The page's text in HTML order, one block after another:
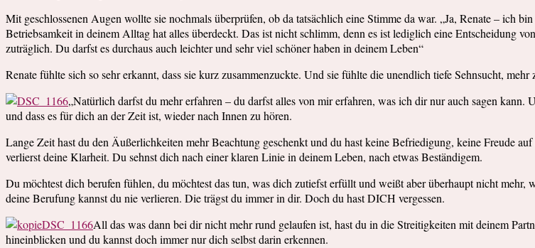
Mit geschlossenen Augen wollte sie nochmals überprüfen, ob da tatsächlich eine Stimme da war. „Ja, Renate – ich
Betriebsamkeit in deinem Alltag hat alles überdeckt. Das ist nicht schlimm, denn es ist lediglich eine Entscheidung
zuträglich. Du darfst es durchaus auch leichter und sehr viel schöner haben in deinem Leben“
Renate fühlte sich so sehr erkannt, dass sie kurz zusammenzuckte. Und sie fühlte die unendlich tiefe Sehnsucht, mehr
„Natürlich darfst du mehr erfahren – du darfst alles von mir erfahren, was ich dir nur auch sagen
und dass es für dich an der Zeit ist, wieder nach Innen zu hören.
Lange Zeit hast du den Äußerlichkeiten mehr Beachtung geschenkt und du hast keine Befriedigung, keine Freude
verlierst deine Klarheit. Du sehnst dich nach einer klaren Linie in deinem Leben, nach etwas Beständigem.
Du möchtest dich berufen fühlen, du möchtest das tun, was dich zutiefst erfüllt und weißt aber überhaupt nicht
deine Berufung kannst du nie verlieren. Die trägst du immer in dir. Doch du hast DICH vergessen.
All das was dann bei dir nicht mehr rund gelaufen ist, hast du in die Streitigkeiten mit deinem
hineinblicken und du kannst doch immer nur dich selbst darin erkennen.